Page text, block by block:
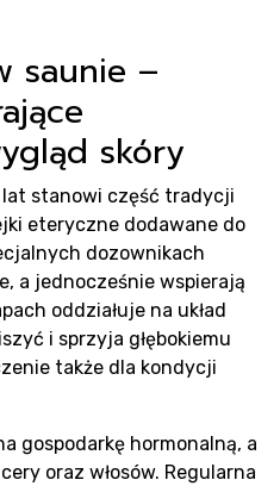
saunie –
skóry
stanowi część tradycji
eteryczne dodawane do
dozownikach
a jednocześnie wspierają
oddziałuje na układ
i sprzyja głębokiemu
także dla kondycji
gospodarkę hormonalną, a
oraz włosów. Regularna